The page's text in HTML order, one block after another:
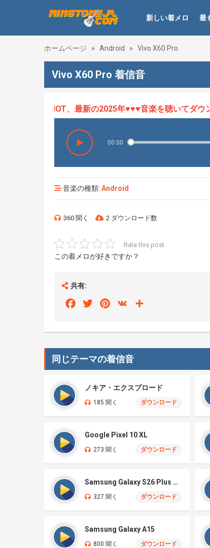
新しい着メロ 最
ホームページ » Android » Vivo X60 Pro
Vivo X60 Pro 着信音
着メロHOT、最新の2025年♥♥♥音楽を聴いてダウン
00:00
音楽の種類: Android
360 聞く 2 ダウンロード数
Rate this post
この着メロが好きですか？
共有:
FacebookTwitterPinterest
VK
同じテーマの着信音
ノキア・エクスプロード
185 聞く ダウンロード
Google Pixel 10 XL
273 聞く ダウンロード
Samsung Galaxy S26 Plus オリジナル
327 聞く ダウンロード
Samsung Galaxy A15
800 聞く ダウンロード